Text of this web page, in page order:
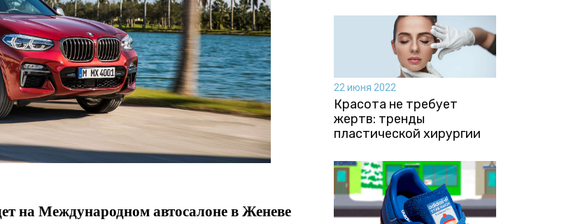
на Международном автосалоне в Женеве
22 июня 2022
Красота не требует
жертв: тренды
пластической хирургии